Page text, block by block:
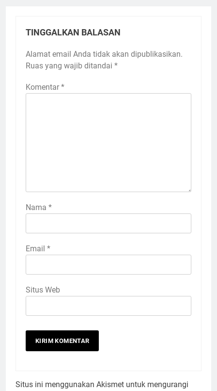
TINGGALKAN BALASAN
Alamat email Anda tidak akan dipublikasikan.
Ruas yang wajib ditandai *
Komentar *
Nama *
Email *
Situs Web
Situs ini menggunakan Akismet untuk mengurangi